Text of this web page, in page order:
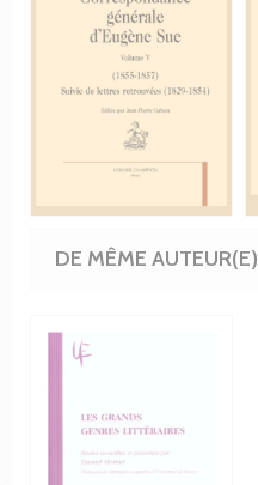
DE MÊME AUTEUR(E)